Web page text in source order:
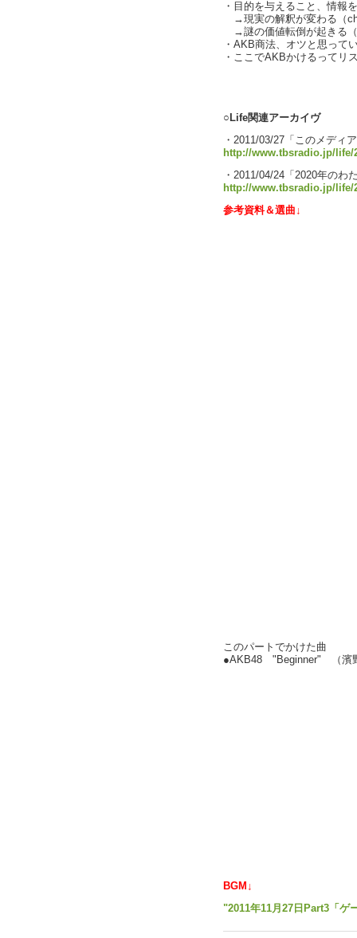
・目的を与えること、情報
→現実の解釈が変わる（
→謎の価値転倒が起きる
・AKB商法、オツと思って
・ここでAKBかけるってリ
○Life関連アーカイヴ
・2011/03/27「このメディ
http://www.tbsradio.jp/life/
・2011/04/24「2020年のわ
http://www.tbsradio.jp/life/
参考資料＆選曲↓
このパートでかけた曲
●AKB48 "Beginner" （濱
BGM↓
"2011年11月27日Part3「ゲ